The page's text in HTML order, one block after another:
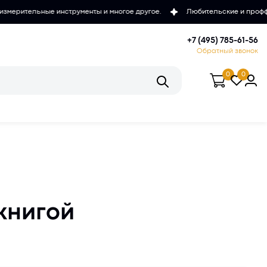
и многое другое. Любительские и проффесиональные
+7 (495) 785-61-56
Обратный звонок
0 0